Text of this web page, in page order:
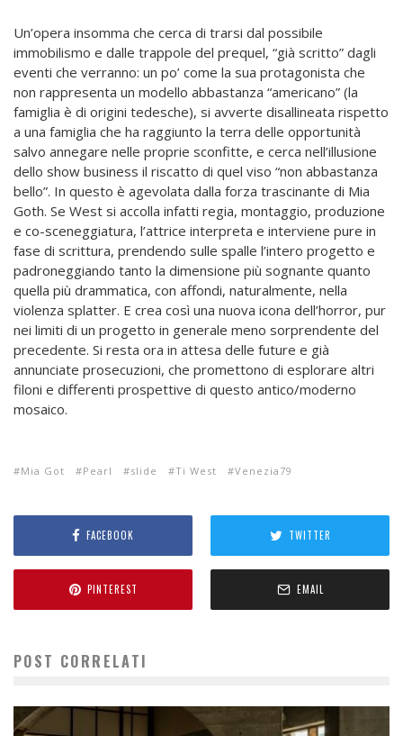
Un’opera insomma che cerca di trarsi dal possibile
immobilismo e dalle trappole del prequel, “già scritto” dagli
eventi che verranno: un po’ come la sua protagonista che
non rappresenta un modello abbastanza “americano” (la
famiglia è di origini tedesche), si avverte disallineata rispetto
a una famiglia che ha raggiunto la terra delle opportunità
salvo annegare nelle proprie sconfitte, e cerca nell’illusione
dello show business il riscatto di quel viso “non abbastanza
bello”. In questo è agevolata dalla forza trascinante di Mia
Goth. Se West si accolla infatti regia, montaggio, produzione
e co-sceneggiatura, l’attrice interpreta e interviene pure in
fase di scrittura, prendendo sulle spalle l’intero progetto e
padroneggiando tanto la dimensione più sognante quanto
quella più drammatica, con affondi, naturalmente, nella
violenza splatter. E crea così una nuova icona dell’horror, pur
nei limiti di un progetto in generale meno sorprendente del
precedente. Si resta ora in attesa delle future e già
annunciate prosecuzioni, che promettono di esplorare altri
filoni e differenti prospettive di questo antico/moderno
mosaico.
Mia Got Pearl slide Ti West Venezia79
FACEBOOK TWITTER
PINTEREST EMAIL
POST CORRELATI